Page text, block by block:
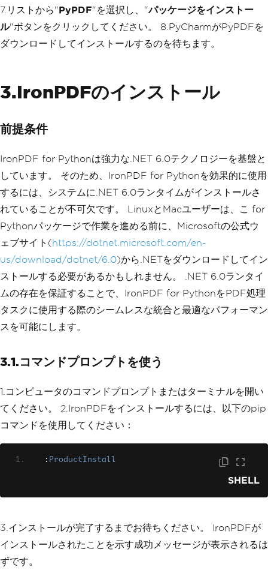
7.リストから"PyPDF"を選択し、"パッケージをインストー
ル"ボタンをクリックしてください。 8.PyCharmがPyPDFを
ダウンロードしてインストールするのを待ちます。
3.IronPDFのインストール
前提条件
IronPDF for Pythonは強力な.NET 6.0テクノロジーを基盤と
しています。 そのため、IronPDF for Pythonを効果的に使用
するには、システムに.NET 6.0ランタイムがインストールさ
れていることが不可欠です。 LinuxとMacユーザーは、こ for
Pythonパッケージで作業を進める前に、Microsoftの公式ウ
ェブサイト(https://dotnet.microsoft.com/en-
us/download/dotnet/6.0)から.NETをダウンロードしてイン
ストールする必要があるかもしれません。 .NET 6.0ランタイ
ムの存在を保証することで、IronPDF for PythonをPDF処理
タスクに使用する際のシームレスな統合と最適なパフォーマン
スを可能にします。
3.1.コマンドプロンプトを使う
1.コンピュータのコマンドプロンプトまたはターミナルを開い
てください。 2.IronPDFをインストールするには、以下のpip
コマンドを使用してください：
: ProductInstall
SHELL
3.インストールが完了するまでお待ちください。 IronPDFが
インストールされたことを示す成功メッセージが表示されるは
ずです。